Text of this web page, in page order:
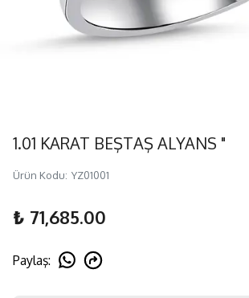
1.01 KARAT BEŞTAŞ ALYANS "
Ürün Kodu: YZ01001
₺ 71,685.00
Paylaş: